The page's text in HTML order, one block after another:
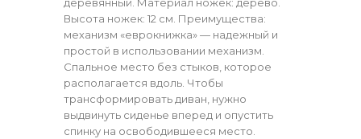
Высота ножек: 12 см. Преимущества:
механизм «еврокнижка» — надежный и
простой в использовании механизм.
Спальное место без стыков, которое
располагается вдоль. Чтобы
трансформировать диван, нужно
выдвинуть сиденье вперед и опустить
спинку на освободившееся место.